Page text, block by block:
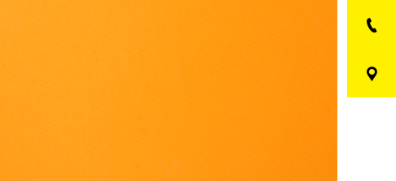
自分の体の循環てどうな